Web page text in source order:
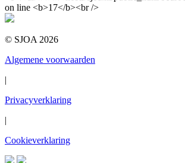
© SJOA 2026
Algemene voorwaarden
|
Privacyverklaring
|
Cookieverklaring